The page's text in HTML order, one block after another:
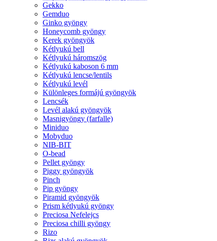
Gekko
Gemduo
Ginko gyöngy
Honeycomb gyöngy
Kerek gyöngyök
Kétlyukú bell
Kétlyukú háromszög
Kétlyukú kaboson 6 mm
Kétlyukú lencse/lentils
Kétlyukú levél
Különleges formájú gyöngyök
Lencsék
Levél alakú gyöngyök
Masnigyöngy (farfalle)
Miniduo
Mobyduo
NIB-BIT
O-bead
Pellet gyöngy
Piggy gyöngyök
Pinch
Pip gyöngy
Piramid gyöngyök
Prism kétlyukú gyöngy
Preciosa Nefelejcs
Preciosa chilli gyöngy
Rizo